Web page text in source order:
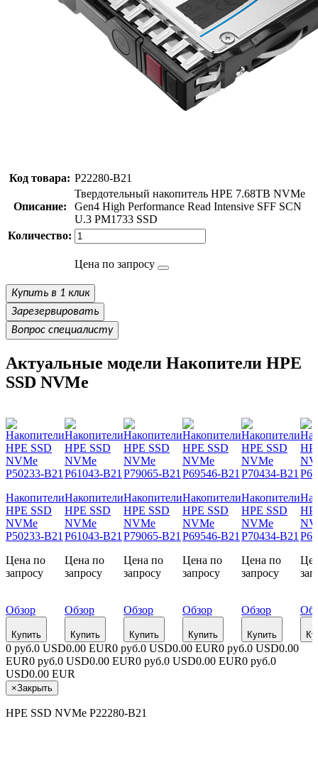
Код товара: P22280-B21
Описание:
Твердотельный накопитель HPE 7.68TB NVMe
Gen4 High Performance Read Intensive SFF SCN
U.3 PM1733 SSD
Количество:
Цена по запросу
Купить в 1 клик
Зарезервировать
Вопрос специалисту
Актуальные модели Накопители HPE
SSD NVMe
Накопители
HPE SSD
NVMe
P50233-B21
Цена по
запросу
Обзор
Купить
Накопители
HPE SSD
NVMe
P61043-B21
Цена по
запросу
Обзор
Купить
Накопители
HPE SSD
NVMe
P79065-B21
Цена по
запросу
Обзор
Купить
Накопители
HPE SSD
NVMe
P69546-B21
Цена по
запросу
Обзор
Купить
Накопители
HPE SSD
NVMe
P70434-B21
Цена по
запросу
Обзор
Купить
0 руб.0 USD0.00 EUR0 руб.0 USD0.00 EUR0 руб.0 USD0.00
EUR0 руб.0 USD0.00 EUR0 руб.0 USD0.00 EUR0 руб.0
USD0.00 EUR
×Закрыть
HPE SSD NVMe P22280-B21